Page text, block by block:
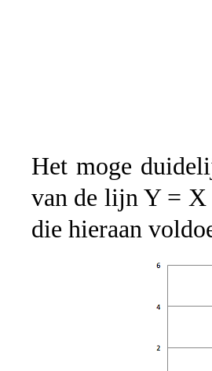
Het moge
van de lijn Y = X
die hieraan